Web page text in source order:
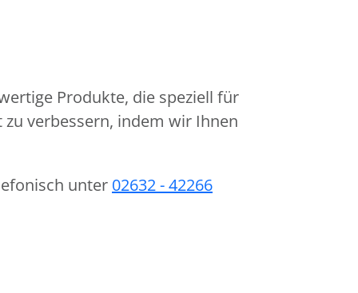
Produkte, die speziell für
verbessern, indem wir Ihnen
unter 02632 - 42266